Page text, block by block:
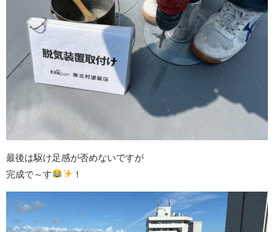
最後は駆け足感が否めないですが
完成で～す
！